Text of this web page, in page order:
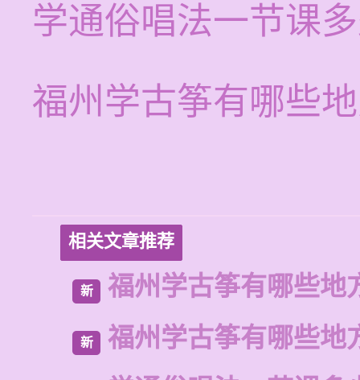
学通俗唱法一节课
福州学古筝有哪些
相关文章推荐
新 福州学古筝有哪些地
新
福州学古筝有哪些地